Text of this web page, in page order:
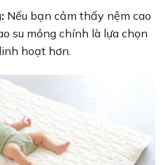
Nếu bạn cảm thấy nệm cao
su mỏng chính là lựa chọn
hoạt hơn.